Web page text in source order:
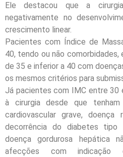
Ele destacou que a
negativamente no
crescimento linear.
Pacientes com Índice de
40, tendo ou não
de 35 e inferior a 40 com
os mesmos critérios para
Já pacientes com IMC entre 30
à cirurgia desde que
cardiovascular grave,
decorrência do diabetes tipo
doença gordurosa hepática
afecções com indicação